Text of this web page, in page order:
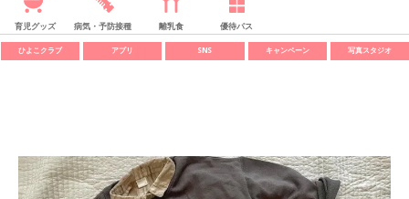
育児グッズ 病気・予防接種 離乳食 優待パス
ひよこクラブ アプリ SNS キャンペーン 写真スタジオ